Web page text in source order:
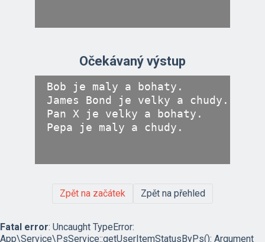
Očekávaný výstup
Bob je maly a bohaty.
James Bond je velky a chudy.
Pan X je velky a bohaty.
Zpět na začátek Zpět na přehled
Fatal error: Uncaught TypeError:
App\Service\PsService::getUserItemStatusByPs(): Argument